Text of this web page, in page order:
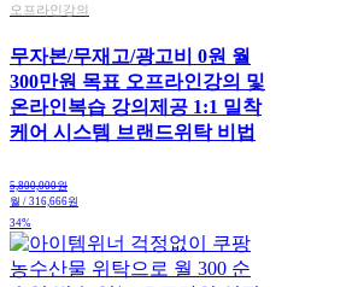
오프라인강의
무자본/무재고/광고비 0원 월
300만원 목표 오프라인강의 및
온라인복습 강의제공 1:1 밀착
케어 시스템 브랜드위탁 비법
5,800,000원
월 / 316,666원
34%